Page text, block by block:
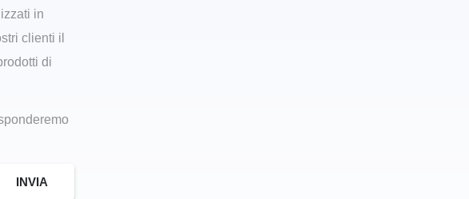
in
clienti il
di
INVIA